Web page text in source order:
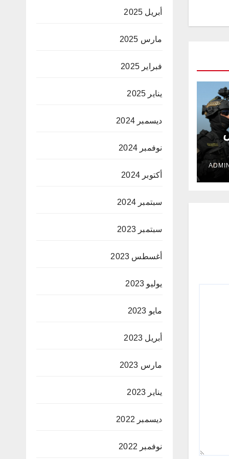
أبريل 2025
مارس 2025
فبراير 2025
يناير 2025
ديسمبر 2024
نوفمبر 2024
أكتوبر 2024
سبتمبر 2024
سبتمبر 2023
أغسطس 2023
يوليو 2023
مايو 2023
أبريل 2023
مارس 2023
يناير 2023
ديسمبر 2022
نوفمبر 2022